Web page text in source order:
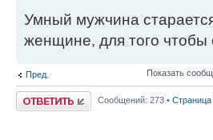
Умный мужчина
женщине, для того
Пред. Показать
Ответить Сообщений: 273 • Страница